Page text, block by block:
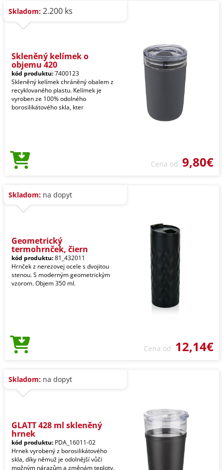
Skladom: 2.200 ks
Skleněný kelímek o
objemu 420
kód produktu:7400123
Skleněný kelímek chráněný obalem z
recyklovaného plastu. Kelímek je
vyroben ze 100% odolného
borosilikátového skla, kter
Cena od 9,80€
Skladom: na dopyt
Geometrický
termohrnček, čiern
kód produktu:81_432011
Hrnček z nerezovej ocele s dvojitou
stenou. S moderným geometrickým
vzorom. Objem 350 ml.
Cena od 12,14€
Skladom: na dopyt
GLATT 428 ml skleněný
hrnek
kód produktu: PDA_16011-02
Hrnek vyrobený z borosilikátového
skla, díky němuž je odolnější vůči
možným nárazům a změnám teploty.